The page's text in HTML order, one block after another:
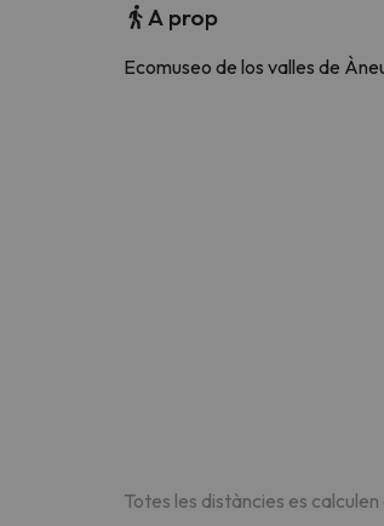
A prop
Ecomuseo de los valles de
Totes les distàncies es